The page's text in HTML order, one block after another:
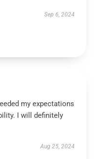
Sep 6, 2024
my expectations
I will definitely
Aug 25, 2024